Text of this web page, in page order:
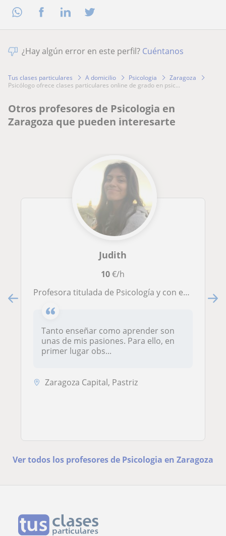
¿Hay algún error en este perfil? Cuéntanos
Tus clases particulares A domicilio Psicologia
Zaragoza
psicólogo ofrece clases particulares online de grado en psic...
Otros profesores de Psicologia en
Zaragoza que pueden interesarte
Judith
10€/h
Profesora titulada de Psicología y con experiencia en trabajar con niños y adolescentes de diferentes perfiles y necesidades.
Tanto enseñar como aprender son
unas de mis pasiones. Para ello, en
primer lugar obs...
Zaragoza Capital, Pastriz
Ver todos los profesores de Psicologia en Zaragoza